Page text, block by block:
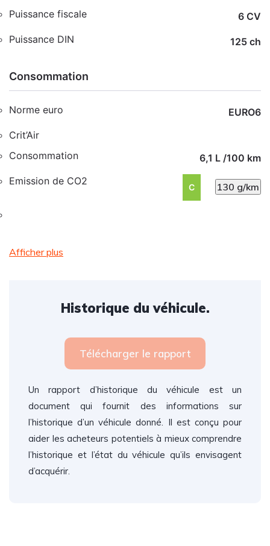
Puissance fiscale
6 CV
Puissance DIN
125 ch
Consommation
Norme euro
EURO6
Crit’Air
Consommation
6,1 L /100 km
Emission de CO2
C 130 g/km
Afficher plus
Historique du véhicule.
Télécharger le rapport
Un rapport d’historique du véhicule est un
document qui fournit des informations sur
l’historique d’un véhicule donné. Il est conçu pour
aider les acheteurs potentiels à mieux comprendre
l’historique et l’état du véhicule qu’ils envisagent
d’acquérir.